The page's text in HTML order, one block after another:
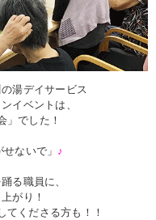
湯デイサービス
イベントは、
」でした！
ないで」 ♪
る職員に、
がり！
てくださる方も！！